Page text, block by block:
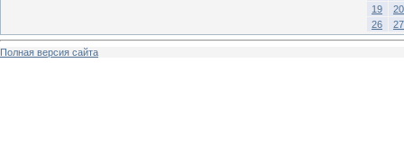
19
20
26
27
Полная версия сайта